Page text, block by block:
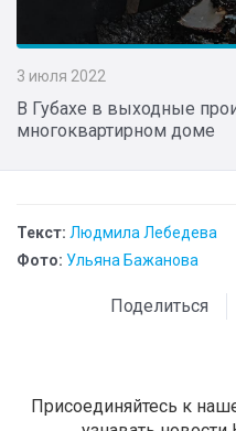
3 июля 2022
В Губахе в выходные
многоквартирном доме
Текст: Людмила Лебедева
Фото: Ульяна Бажанова
Поделиться
Присоединяйтесь к